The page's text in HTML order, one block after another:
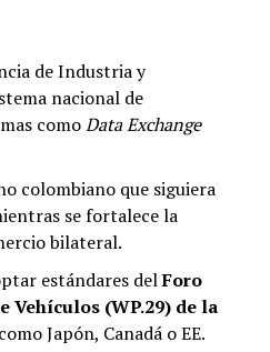
de Industria y
nacional de
comoData Exchange
colombiano que siguiera
se fortalece la
bilateral.
estándares delForo
Vehículos (WP.29) de la
Japón, Canadá o EE.